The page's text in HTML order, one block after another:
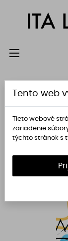
Toggle
☰
Tento web
Tieto webové
zariadenie
týchto stránok s